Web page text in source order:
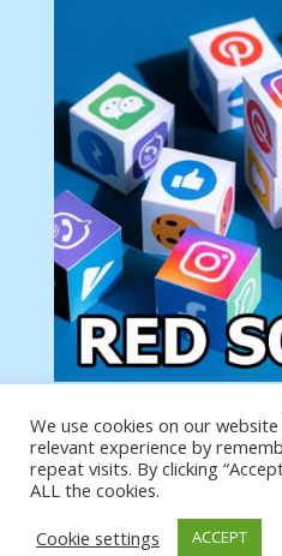
Tu anuncio va aquí
Podemos poner tu anuncio
producto o página
We use cookies on our
relevant experience by
repeat visits. By clicking
ALL the cookies.
Cookie settings
ACCEPT
https://analytics.google.com/